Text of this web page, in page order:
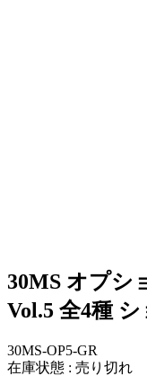
30MS オプシ
Vol.5 全4種
30MS-OP5-GR
在庫状態 : 売り切れ